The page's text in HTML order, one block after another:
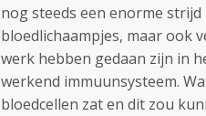
nog steeds een enorme strijd
bloedlichaampjes, maar ook
werk hebben gedaan zijn in
werkend immuunsysteem.
bloedcellen zat en dit zou